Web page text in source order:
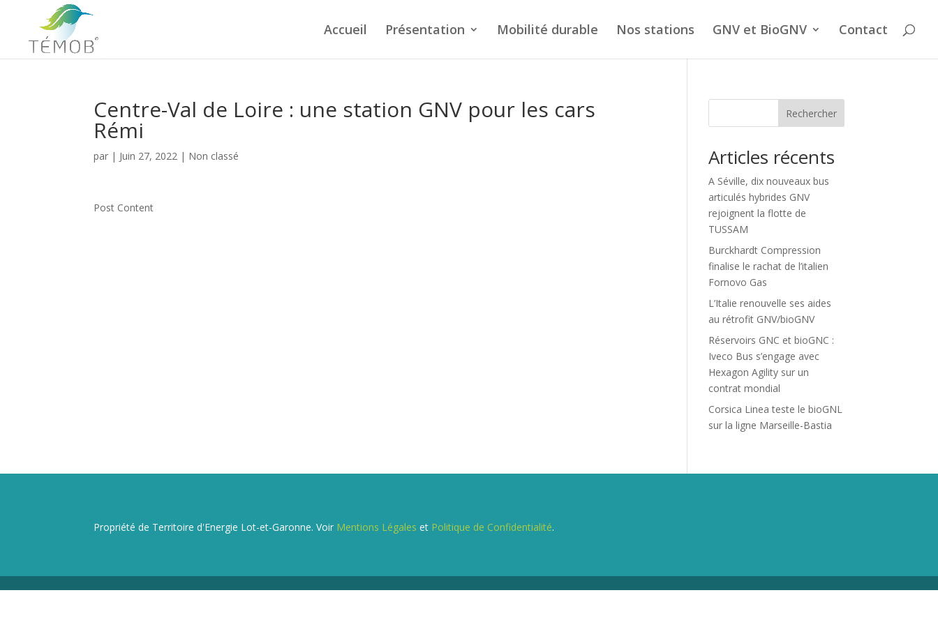
Accueil Présentation Mobilité durable Nos stations GNV et BioGNV Contact
Centre-Val de Loire : une station GNV pour les cars
Rémi
par | Juin 27, 2022 | Non classé
Post Content
Rechercher
Articles récents
A Séville, dix nouveaux bus
articulés hybrides GNV
rejoignent la flotte de
TUSSAM
Burckhardt Compression
finalise le rachat de l’italien
Fornovo Gas
L’Italie renouvelle ses aides
au rétrofit GNV/bioGNV
Réservoirs GNC et bioGNC :
Iveco Bus s’engage avec
Hexagon Agility sur un
contrat mondial
Corsica Linea teste le bioGNL
sur la ligne Marseille-Bastia
Propriété de Territoire d'Energie Lot-et-Garonne. Voir Mentions Légales et Politique de Confidentialité.